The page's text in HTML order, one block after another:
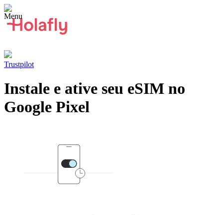
Trustpilot
Instale e ative seu eSIM no
Google Pixel